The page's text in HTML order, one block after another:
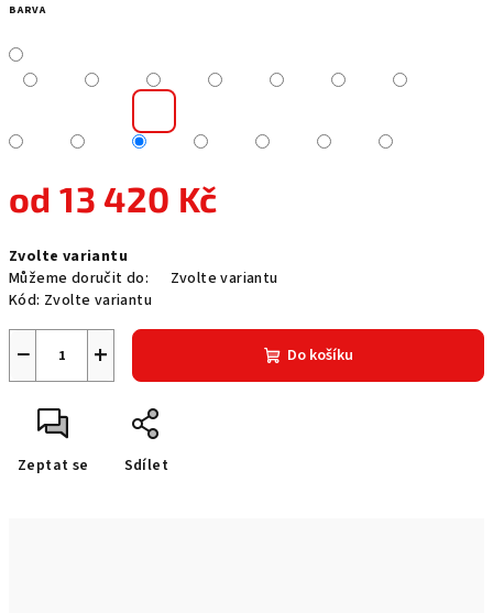
BARVA
od13 420 Kč
cena:
Zvolte variantu
Můžeme doručit do:
Zvolte variantu
Kód: Zvolte variantu
+
− Do košíku
Zeptat se Sdílet